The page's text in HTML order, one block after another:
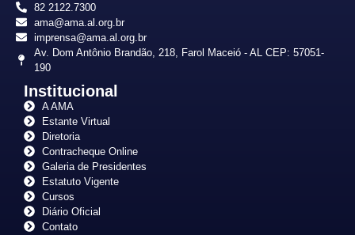
82 2122.7300
ama@ama.al.org.br
imprensa@ama.al.org.br
Av. Dom Antônio Brandão, 218, Farol Maceió - AL CEP: 57051-
190
Institucional
A AMA
Estante Virtual
Diretoria
Contracheque Online
Galeria de Presidentes
Estatuto Vigente
Cursos
Diário Oficial
Contato